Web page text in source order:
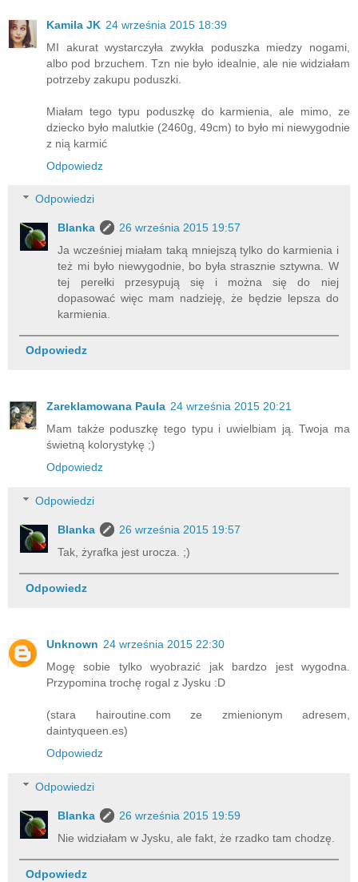
Kamila JK 24 września 2015 18:39
MI akurat wystarczyła zwykła poduszka miedzy nogami,
albo pod brzuchem. Tzn nie było idealnie, ale nie widziałam
potrzeby zakupu poduszki.
Miałam tego typu poduszkę do karmienia, ale mimo, ze
dziecko było malutkie (2460g, 49cm) to było mi niewygodnie
z nią karmić
Odpowiedz
Odpowiedzi
Blanka
26 września 2015 19:57
Ja wcześniej miałam taką mniejszą tylko do karmienia i
też mi było niewygodnie, bo była strasznie sztywna. W
tej perełki przesypują się i można się do niej
dopasować więc mam nadzieję, że będzie lepsza do
karmienia.
Odpowiedz
Zareklamowana Paula 24 września 2015 20:21
Mam także poduszkę tego typu i uwielbiam ją. Twoja ma
świetną kolorystykę ;)
Odpowiedz
Odpowiedzi
Blanka
26 września 2015 19:57
Tak, żyrafka jest urocza. ;)
Odpowiedz
Unknown 24 września 2015 22:30
Mogę sobie tylko wyobrazić jak bardzo jest wygodna.
Przypomina trochę rogal z Jysku :D
(stara hairoutine.com ze zmienionym adresem,
daintyqueen.es)
Odpowiedz
Odpowiedzi
Blanka
26 września 2015 19:59
Nie widziałam w Jysku, ale fakt, że rzadko tam chodzę.
Odpowiedz